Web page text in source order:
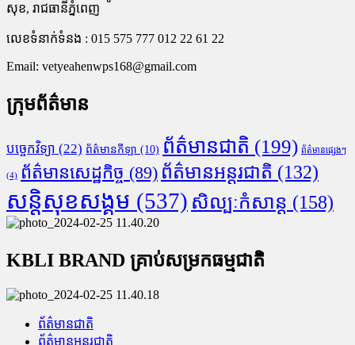
សុខ, រាជធានីភ្នំពេញ
លេខទំនាក់ទំនង : 015 575 777 012 22 61 22
Email: vetyeahenwps168@gmail.com
ក្រុមព័ត៌មាន
បច្ចេកវិទ្យា (22) ព័ត៌មានកីឡា (10) ព័ត៌មានជាតិ (199) ព័ត៌មានផ្សេងៗ
(4) ព័ត៌មានសេដ្ឋកិច្ច (89) ព័ត៌មានអន្តរជាតិ (132)
សន្តិសុខសង្គម (537) សិល្បៈកំសាន្ត (158)
KBLI BRAND គ្រាប់សម្រកធម្មជាតិ
ព័ត៌មានជាតិ
ព័ត៌មានអន្តរជាតិ